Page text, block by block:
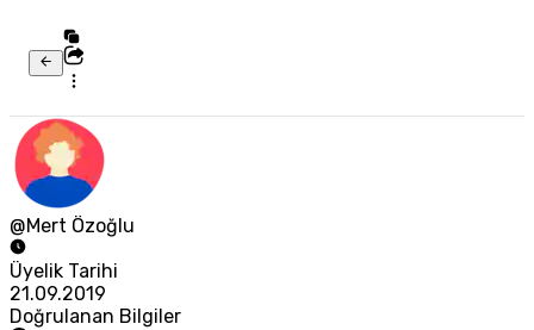
@Mert Özoğlu
Üyelik Tarihi
21.09.2019
Doğrulanan Bilgiler